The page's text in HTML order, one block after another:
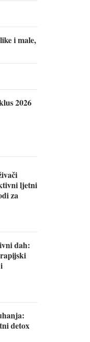
i male,
2026
ljetni
za
dah:
detox